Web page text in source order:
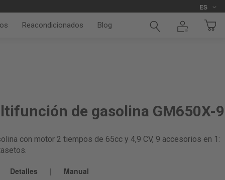
Idioma
ES
Reacondicionados Blog
de gasolina GM650X-9
con motor 2 tiempos de 65cc y 4,9 CV, 9 accesorios en 1:
Detalles | Manual